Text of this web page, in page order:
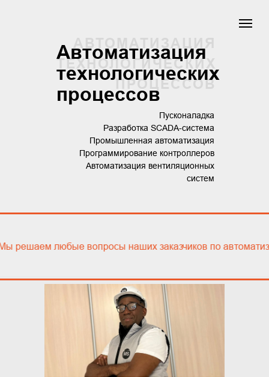
ТЕХНОЛОГИЧЕСКИХ
ПРОЦЕССОВ
Автоматизация
технологических
процессов
Пусконаладка
Разработка SCADA-система
Промышленная автоматизация
Программирование контроллеров
Автоматизация вентиляционных
систем
наших заказчиков по автоматизации